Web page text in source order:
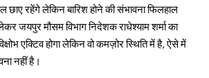
छाए रहेंगे लेकिन बारिश होने की संभावना फिलहाल
जयपुर मौसम विभाग निदेशक राधेश्याम शर्मा का
एक्टिव होगा लेकिन वो कमज़ोर स्थिति में है, ऐसे में
नहीं है।